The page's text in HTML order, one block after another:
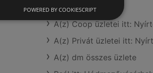
A(z) Coop üzletei itt:
A(z) Privát üzletei itt:
A(z) dm összes üzlete
POWERED BY COOKIESCRIPT